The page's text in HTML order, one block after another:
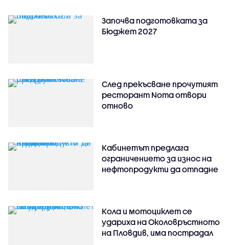
Започва подготовката за
Бюджет 2027
След прекъсване прочутият
ресторант Noma отвори
отново
Кабинетът предлага
ограничението за износ на
нефтопродукти да отпадне
Кола и мотоциклет се
удариха на Околовръстното
на Пловдив, има пострадал